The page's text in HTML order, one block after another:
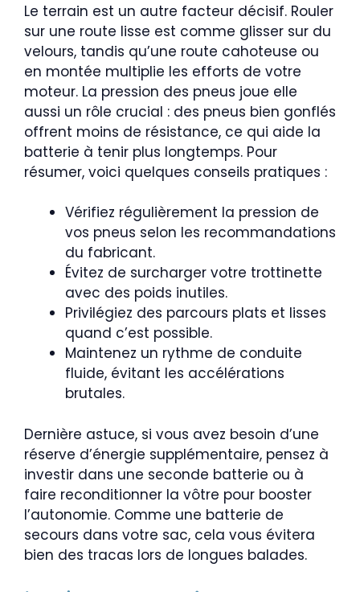
Le terrain est un autre facteur décisif. Rouler
sur une route lisse est comme glisser sur du
velours, tandis qu’une route cahoteuse ou
en montée multiplie les efforts de votre
moteur. La pression des pneus joue elle
aussi un rôle crucial : des pneus bien gonflés
offrent moins de résistance, ce qui aide la
batterie à tenir plus longtemps. Pour
résumer, voici quelques conseils pratiques :
Vérifiez régulièrement la pression de
vos pneus selon les recommandations
du fabricant.
Évitez de surcharger votre trottinette
avec des poids inutiles.
Privilégiez des parcours plats et lisses
quand c’est possible.
Maintenez un rythme de conduite
fluide, évitant les accélérations
brutales.
Dernière astuce, si vous avez besoin d’une
réserve d’énergie supplémentaire, pensez à
investir dans une seconde batterie ou à
faire reconditionner la vôtre pour booster
l’autonomie. Comme une batterie de
secours dans votre sac, cela vous évitera
bien des tracas lors de longues balades.